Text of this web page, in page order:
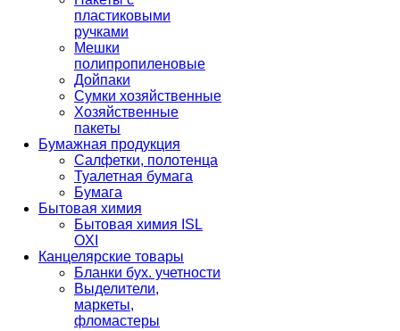
пластиковыми
ручками
Мешки
полипропиленовые
Дойпаки
Сумки хозяйственные
Хозяйственные
пакеты
Бумажная продукция
Салфетки, полотенца
Туалетная бумага
Бумага
Бытовая химия
Бытовая химия ISL
OXI
Канцелярские товары
Бланки бух. учетности
Выделители,
маркеты,
фломастеры